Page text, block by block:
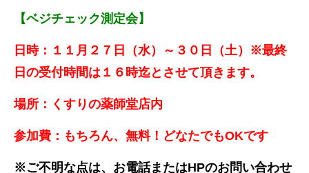
【ベジチェック測定会】
日時：１１月２７日（水）～３０日（土）※最終
日の受付時間は１６時迄とさせて頂きます。
場所：くすりの薬師堂店内
参加費：もちろん、無料！どなたでもOKです
※ご不明な点は、お電話またはHPのお問い合わせ